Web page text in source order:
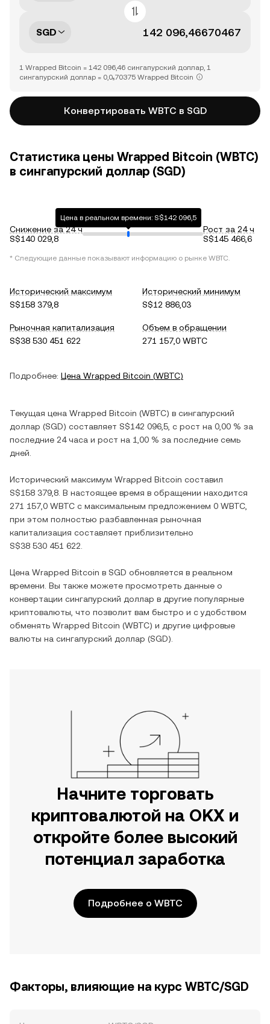
SGD
1 Wrapped Bitcoin = 142 096,46 сингапурский доллар, 1
сингапурский доллар = 0,0₅70375 Wrapped Bitcoin
Конвертировать WBTC в SGD
Статистика цены Wrapped Bitcoin (WBTC)
в сингапурский доллар (SGD)
Снижение за 24 ч
S$140 029,8
Цена в реальном времени: S$142 096,5
Рост за 24 ч
S$145 466,6
* Следующие данные показывают информацию о рынке WBTC.
Исторический максимум
S$158 379,8
Исторический минимум
S$12 886,03
Рыночная капитализация
S$38 530 451 622
Объем в обращении
271 157,0 WBTC
Подробнее: Цена Wrapped Bitcoin (WBTC)
Текущая цена Wrapped Bitcoin (WBTC) в сингапурский
доллар (SGD) составляет S$142 096,5 , c рост на 0,00 % за
последние 24 часа и рост на 1,00 % за последние семь
дней.
Исторический максимум Wrapped Bitcoin составил
S$158 379,8 . В настоящее время в обращении находится
271 157,0 WBTC с максимальным предложением 0 WBTC
при этом полностью разбавленная рыночная
капитализация составляет приблизительно
S$38 530 451 622
Цена Wrapped Bitcoin в SGD обновляется в реальном
времени. Вы также можете просмотреть данные о
конвертации сингапурский доллар в другие популярные
криптовалюты, что позволит вам быстро и с удобством
обменять Wrapped Bitcoin (WBTC) и другие цифровые
валюты на сингапурский доллар (SGD).
Начните торговать
криптовалютой на OKX и
откройте более высокий
потенциал заработка
Подробнее о WBTC
Факторы, влияющие на курс WBTC/SGD